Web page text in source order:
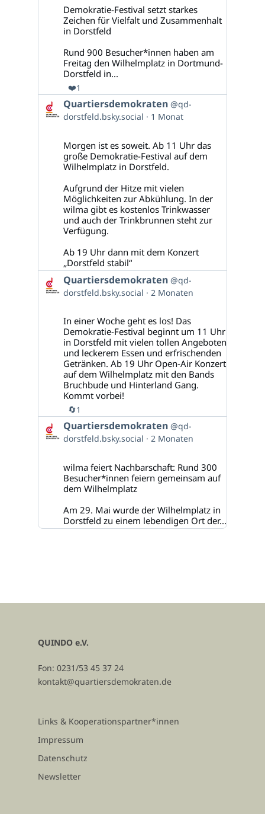
Bluesky
ansehen
Demokratie-Festival setzt starkes
Zeichen für Vielfalt und Zusammenhalt
in Dorstfeld
Rund 900 Besucher*innen haben am
Freitag den Wilhelmplatz in Dortmund-
Dorstfeld in...
❤️1
Beitrag
von
Quartiersdemokraten
Bluesky
ansehen
Quartiersdemokraten @qd-
dorstfeld.bsky.social
1 Monat
Morgen ist es soweit. Ab 11 Uhr das
große Demokratie-Festival auf dem
Wilhelmplatz in Dorstfeld.
Aufgrund der Hitze mit vielen
Möglichkeiten zur Abkühlung. In der
wilma gibt es kostenlos Trinkwasser
und auch der Trinkbrunnen steht zur
Verfügung.
Ab 19 Uhr dann mit dem Konzert
„Dorstfeld stabil“
Beitrag
von
Quartiersdemokraten
Bluesky
ansehen
Quartiersdemokraten @qd-
dorstfeld.bsky.social
2 Monaten
In einer Woche geht es los! Das
Demokratie-Festival beginnt um 11 Uhr
in Dorstfeld mit vielen tollen Angeboten
und leckerem Essen und erfrischenden
Getränken. Ab 19 Uhr Open-Air Konzert
auf dem Wilhelmplatz mit den Bands
Bruchbude und Hinterland Gang.
Kommt vorbei!
🔄1
Beitrag
von
Quartiersdemokraten
Bluesky
ansehen
Quartiersdemokraten @qd-
dorstfeld.bsky.social
2 Monaten
wilma feiert Nachbarschaft: Rund 300
Besucher*innen feiern gemeinsam auf
dem Wilhelmplatz
Am 29. Mai wurde der Wilhelmplatz in
Dorstfeld zu einem lebendigen Ort der...
QUINDO e.V.
Fon: 0231/53 45 37 24
kontakt@quartiersdemokraten.de
Links & Kooperationspartner*innen
Impressum
Datenschutz
Newsletter